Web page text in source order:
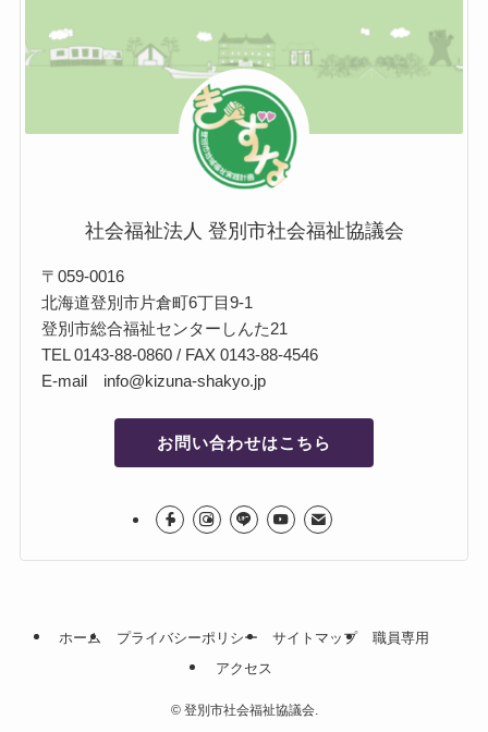
社会福祉法人 登別市社会福祉協議会
〒059-0016
北海道登別市片倉町6丁目9-1
登別市総合福祉センターしんた21
TEL 0143-88-0860 / FAX 0143-88-4546
E-mail info@kizuna-shakyo.jp
お問い合わせはこちら
ホーム プライバシーポリシー サイトマップ
職員専用
アクセス
©登別市社会福祉協議会.